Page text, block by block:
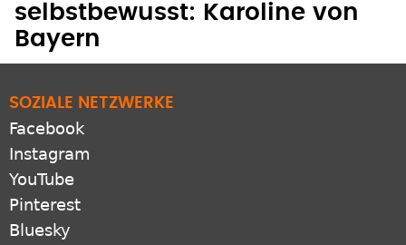
selbstbewusst: Karoline von
Bayern
SOZIALE NETZWERKE
Facebook
Instagram
YouTube
Pinterest
Bluesky